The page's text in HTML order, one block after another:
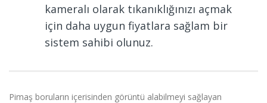
kameralı olarak tıkanıklığınızı açmak
için daha uygun fiyatlara sağlam bir
sistem sahibi olunuz.
Pimaş boruların içerisinden görüntü alabilmeyi sağlayan